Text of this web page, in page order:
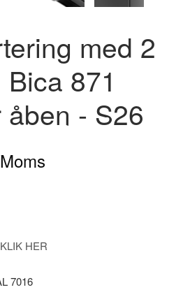
med 2
871
- S26
HER
7016